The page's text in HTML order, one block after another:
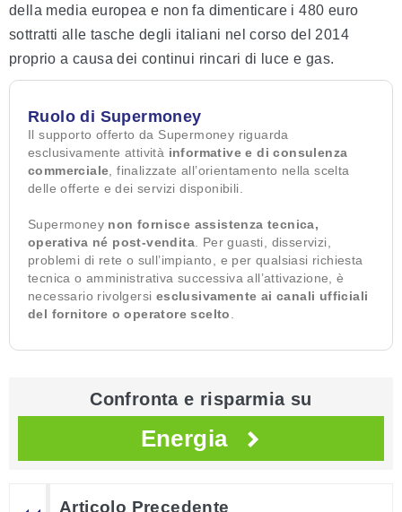
della media europea e non fa dimenticare i 480 euro
sottratti alle tasche degli italiani nel corso del 2014
proprio a causa dei continui rincari di luce e gas.
Ruolo di Supermoney
Il supporto offerto da Supermoney riguarda
esclusivamente attività informative e di consulenza
commerciale , finalizzate all’orientamento nella scelta
delle offerte e dei servizi disponibili.
Supermoney non fornisce assistenza tecnica,
operativa né post-vendita . Per guasti, disservizi,
problemi di rete o sull’impianto, e per qualsiasi richiesta
tecnica o amministrativa successiva all’attivazione, è
necessario rivolgersi esclusivamente ai canali ufficiali
del fornitore o operatore scelto
Confronta e risparmia su
Energia
Articolo Precedente